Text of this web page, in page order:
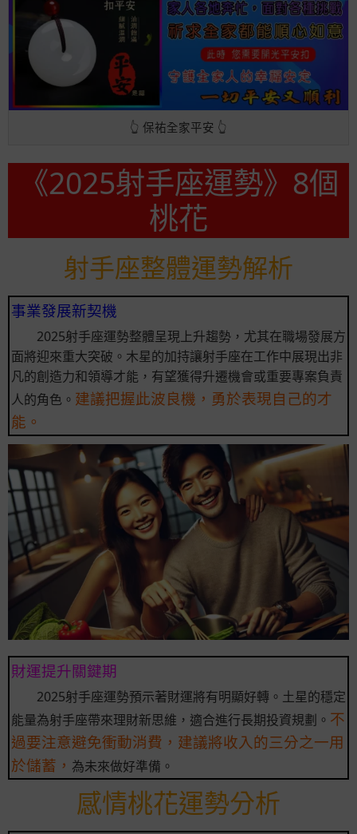
👆 保祐全家平安 👆
《2025射手座運勢》8個
桃花
射手座整體運勢解析
事業發展新契機
2025射手座運勢整體呈現上升趨勢，尤其在職場發展方
面將迎來重大突破。木星的加持讓射手座在工作中展現出非
凡的創造力和領導才能，有望獲得升遷機會或重要專案負責
人的角色。 建議把握此波良機，勇於表現自己的才
能。
財運提升關鍵期
2025射手座運勢預示著財運將有明顯好轉。土星的穩定
能量為射手座帶來理財新思維，適合進行長期投資規劃。 不
過要注意避免衝動消費，建議將收入的三分之一用
於儲蓄， 為未來做好準備。
感情桃花運勢分析